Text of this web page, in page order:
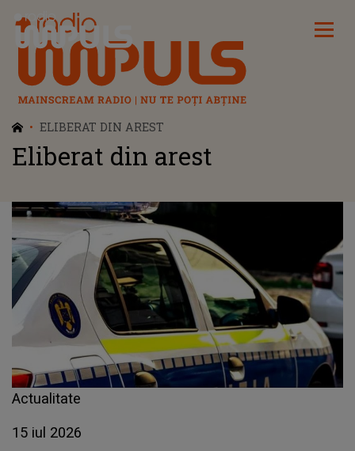
Radio Impuls
ELIBERAT DIN AREST
Eliberat din arest
Actualitate
15 iul 2026